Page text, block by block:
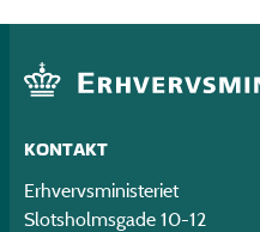
KONTAKT
Erhvervsministeriet
Slotsholmsgade 10-12